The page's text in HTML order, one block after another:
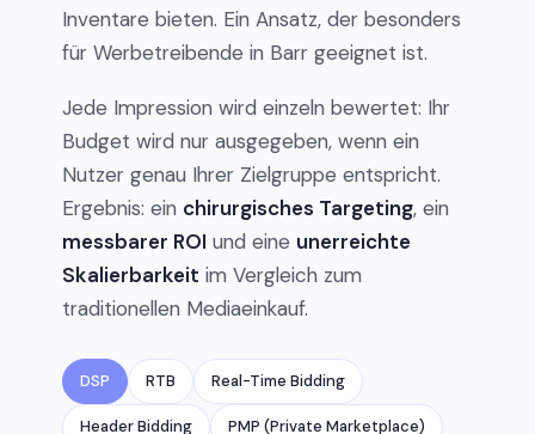
Inventare bieten. Ein Ansatz, der besonders
für Werbetreibende in Barr geeignet ist.
Jede Impression wird einzeln bewertet: Ihr
Budget wird nur ausgegeben, wenn ein
Nutzer genau Ihrer Zielgruppe entspricht.
Ergebnis: ein chirurgisches Targeting, ein
messbarer ROI und eine unerreichte
Skalierbarkeit im Vergleich zum
traditionellen Mediaeinkauf.
DSP RTB Real-Time Bidding
Header Bidding PMP (Private Marketplace)